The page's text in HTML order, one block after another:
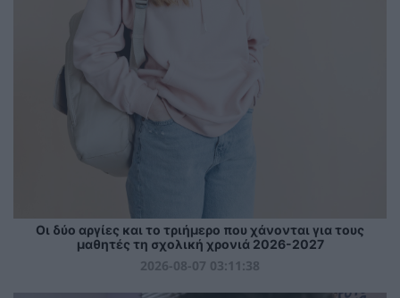
Οι δύο αργίες και το τριήμερο που χάνονται για τους
μαθητές τη σχολική χρονιά 2026-2027
2026-08-07 03:11:38